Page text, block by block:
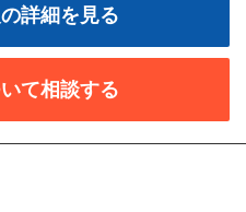
詳細を見る
て相談する